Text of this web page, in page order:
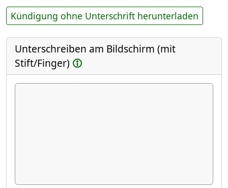
Kündigung ohne Unterschrift herunterladen
Unterschreiben am Bildschirm (mit
Stift/Finger)